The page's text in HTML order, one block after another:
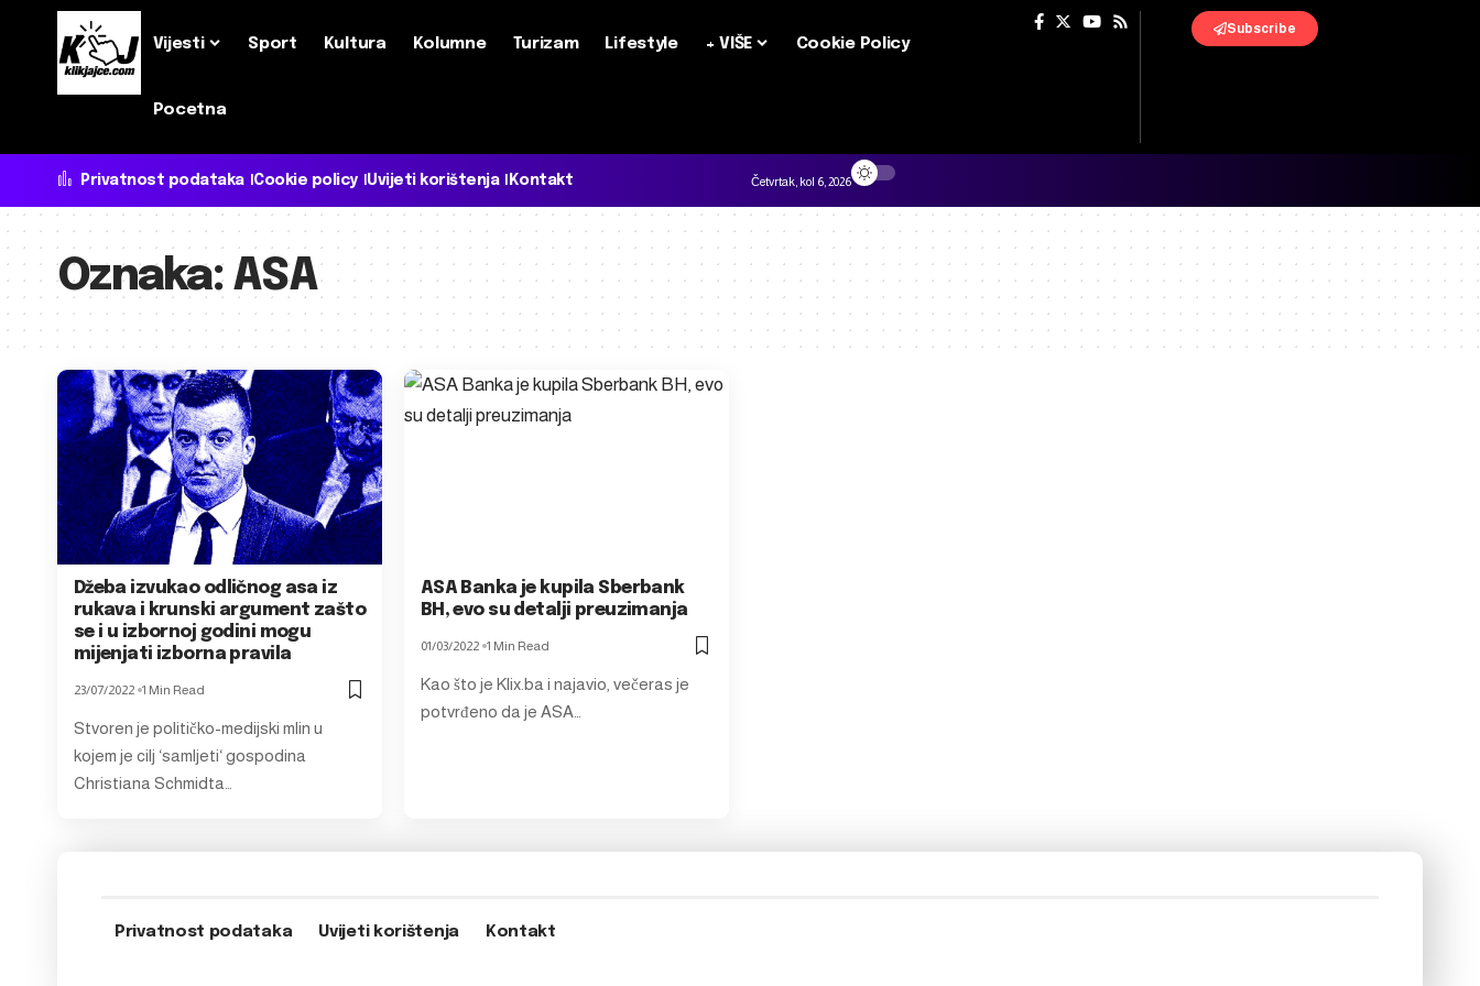
Vijesti Sport Kultura Kolumne Turizam Lifestyle + VIŠE Cookie Policy
Pocetna
Subscribe
Privatnost podataka Cookie policy Uvijeti korištenja Kontakt Četvrtak, kol 6, 2026
Oznaka: ASA
Džeba izvukao odličnog asa iz
rukava i krunski argument zašto
se i u izbornoj godini mogu
mijenjati izborna pravila
23/07/2022 1 Min Read
Stvoren je političko-medijski mlin u
kojem je cilj ‘samljeti‘ gospodina
Christiana Schmidta…
ASA Banka je kupila Sberbank
BH, evo su detalji preuzimanja
01/03/2022 1 Min Read
Kao što je Klix.ba i najavio, večeras je
potvrđeno da je ASA…
Privatnost podataka Uvijeti korištenja Kontakt